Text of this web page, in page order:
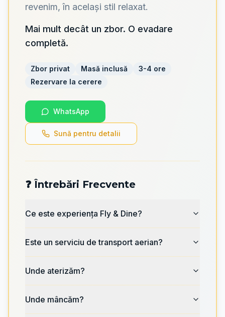
revenim, în același stil relaxat.
Mai mult decât un zbor. O evadare
completă.
Zbor privat Masă inclusă
3-4 ore
Rezervare la cerere
WhatsApp
Sună pentru detalii
❓ Întrebări Frecvente
Ce este experiența Fly & Dine?
Este un serviciu de transport aerian?
Unde aterizăm?
Unde mâncăm?